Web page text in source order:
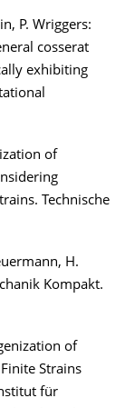
P. Wriggers:
cosserat
exhibiting
of
Technische
H.
Kompakt.
of
Strains
für